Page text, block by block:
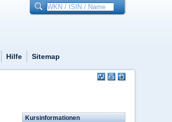
Hilfe Sitemap
Kursinformationen